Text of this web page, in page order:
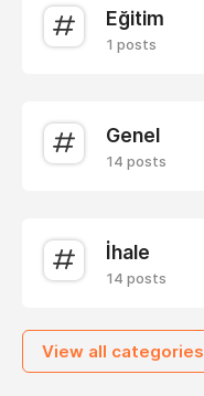
Eğitim
1 posts
Genel
14 posts
İhale
14 posts
View all categories